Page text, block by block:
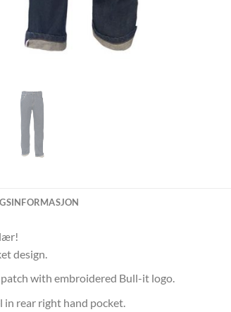
design.
with embroidered Bull-it logo.
in rear right hand pocket.